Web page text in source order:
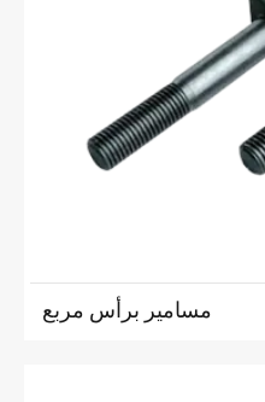
مسامير برأس مربع